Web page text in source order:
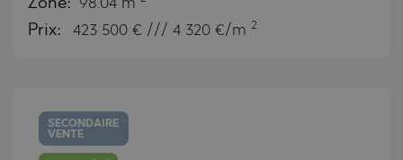
Zone: 98.04 m
Prix: 423 500 € /// 4 320 €/m 2
SECONDAIRE
VENTE